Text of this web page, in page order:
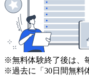
※無料体験終了後は、
※過去に「30日間無料